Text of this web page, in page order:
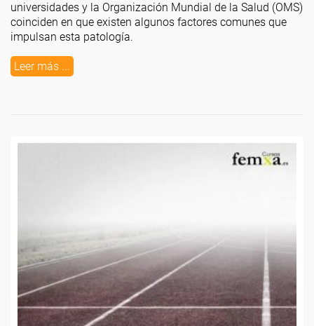
universidades y la Organización Mundial de la Salud (OMS)
coinciden en que existen algunos factores comunes que
impulsan esta patología.
Leer más ...